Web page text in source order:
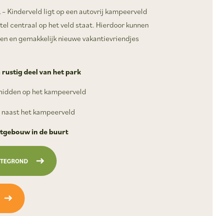
Kinderveld ligt op een autovrij kampeerveld
centraal op het veld staat. Hierdoor kunnen
en gemakkelijk nieuwe vakantievriendjes
rustig deel van het park
op het kampeerveld
naast het kampeerveld
in de buurt